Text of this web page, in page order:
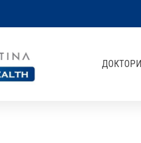
ДОКТОРИ